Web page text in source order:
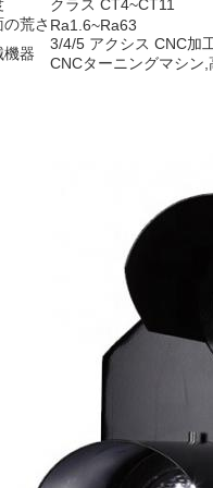
クラス CT4~CT11
荒さ Ra1.6~Ra63
機器
3/4/5 アクシス CNC加
CNCターニングマシン